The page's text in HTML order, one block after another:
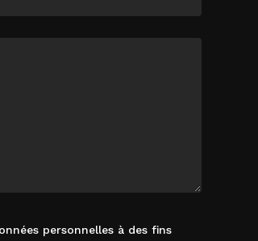
personnelles à des fins